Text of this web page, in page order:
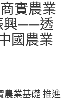
實農業
興——透
國農業
業基礎 推進